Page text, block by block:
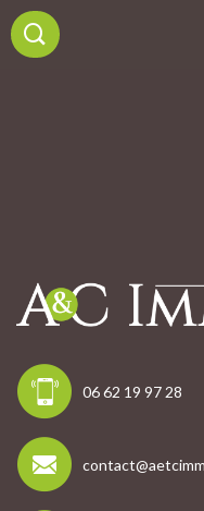
06 62 19 97 28